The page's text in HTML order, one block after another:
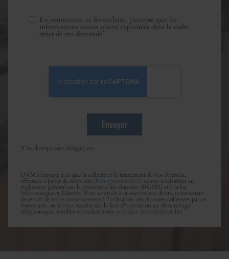
En soumettant ce formulaire, j'accepte que les
informations saisies soient exploitées dans le cadre
strict de ma demande*
*Ces champs sont obligatoires
DVM s'engage à ce que la collecte et le traitement de vos données,
effectués à partir de notre site dvm-grosoeuvre.fr, soient conformes au
règlement général sur la protection des données (RGPD) et à la loi
Informatique et Libertés. Pour connaître et exercer vos droits, notamment
de retrait de votre consentement à l'utilisation des données collectées par ce
formulaire, ou à vous inscrire sur la liste d'opposition au démarchage
téléphonique, veuillez consulter notre politique de confidentialité